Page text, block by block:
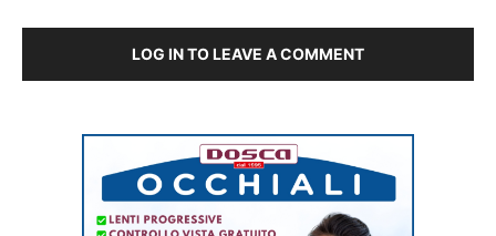
LOG IN TO LEAVE A COMMENT